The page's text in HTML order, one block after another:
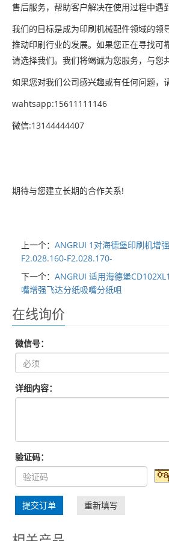
售后服务，帮助客户解决在使用过程中遇
我们的目标是成为印刷机械配件领域的领
推动印刷行业的发展。如果您正在寻找可
请选择我们。我们将竭诚为您服务，与您
如果您对我们公司感兴趣或有任何问题，
wahtsapp:15611111146
微信:13144444407
期待与您建立长期的合作关系!
上一个： ANGRUI 1对海德堡印刷机增
F2.028.160-F2.028.170-
下一个： ANGRUI 适用海德堡
嘴增强飞达分纸吸嘴分纸咀
在线询价
微信号：
详细内容：
验证码：
提交订单 重新填写